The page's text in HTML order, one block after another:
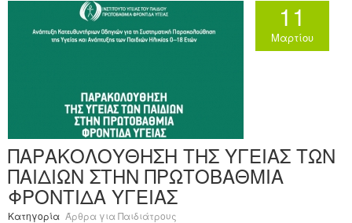
11
Μαρτίου
ΠΑΡΑΚΟΛΟΥΘΗΣΗ ΤΗΣ ΥΓΕΙΑΣ ΤΩΝ
ΠΑΙΔΙΩΝ ΣΤΗΝ ΠΡΩΤΟΒΑΘΜΙΑ
ΦΡΟΝΤΙΔΑ ΥΓΕΙΑΣ
Κατηγορία Άρθρα για Παιδιάτρους
Ανακοινώσεις
Επεξεργασία Προφίλ